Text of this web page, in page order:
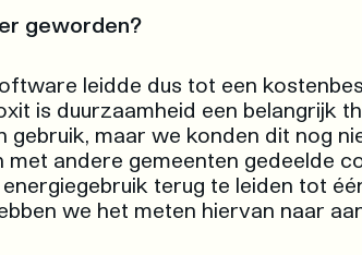
geworden?
leidde dus tot een
is duurzaamheid een belangrijk
gebruik, maar we konden dit nog
met andere gemeenten gedeelde
terug te leiden tot
we het meten hiervan naar